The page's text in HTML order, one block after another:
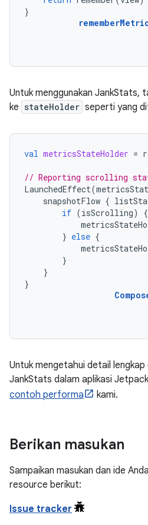
}
Untuk menggunakan JankStats,
ke stateHolder seperti yang
val metricsStateHolder =
// Reporting scrolling
LaunchedEffect(
snapshotFlow {
if (isScrolling)
{
} else {
}
}
}
Untuk mengetahui detail lengkap
JankStats dalam aplikasi
contoh performa
kami.
Berikan masukan
Sampaikan masukan dan ide
resource berikut:
Issue tracker